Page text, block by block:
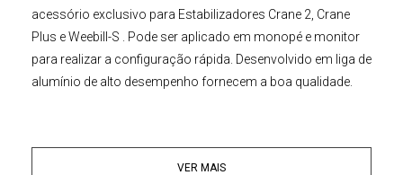
acessório exclusivo para Estabilizadores Crane 2, Crane
Plus e Weebill-S . Pode ser aplicado em monopé e monitor
para realizar a configuração rápida. Desenvolvido em liga de
alumínio de alto desempenho fornecem a boa qualidade.
Crane-2e Crane Plus
VER MAIS